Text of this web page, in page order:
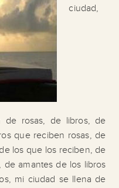
ciudad,
de rosas, de libros, de
que reciben rosas, de
los que los reciben, de
de amantes de los libros
mi ciudad se llena de